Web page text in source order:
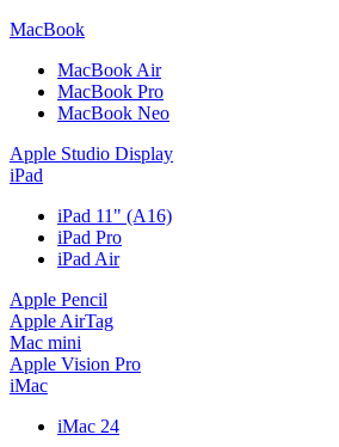
MacBook
MacBook Air
MacBook Pro
MacBook Neo
Apple Studio Display
iPad
iPad 11" (A16)
iPad Pro
iPad Air
Apple Pencil
Apple AirTag
Mac mini
Apple Vision Pro
iMac
iMac 24